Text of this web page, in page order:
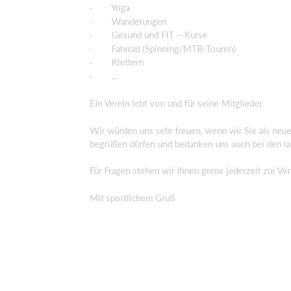
· Yoga
· Wanderungen
· Gesund und FIT – Kurse
· Fahrrad (Spinning/MTB-Touren)
· Klettern
· …
Ein Verein lebt von und für seine Mitglieder.
Wir würden uns sehr freuen, wenn wir Sie als
begrüßen dürfen und bedanken uns auch bei den
Für Fragen stehen wir Ihnen gerne jederzeit zur
Mit sportlichem Gruß